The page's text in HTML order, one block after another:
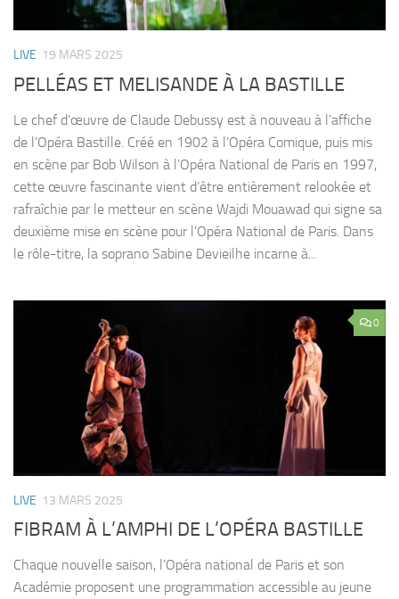
LIVE 19 MARS 2025
PELLÉAS ET MELISANDE À LA BASTILLE
Le chef d’œuvre de Claude Debussy est à nouveau à l’affiche
de l’Opéra Bastille. Créé en 1902 à l’Opéra Comique, puis mis
en scène par Bob Wilson à l’Opéra National de Paris en 1997,
cette œuvre fascinante vient d’être entièrement relookée et
rafraîchie par le metteur en scène Wajdi Mouawad qui signe sa
deuxième mise en scène pour l’Opéra National de Paris. Dans
le rôle-titre, la soprano Sabine Devieilhe incarne à...
0
LIVE 13 MARS 2025
FIBRAM À L’AMPHI DE L’OPÉRA BASTILLE
Chaque nouvelle saison, l’Opéra national de Paris et son
Académie proposent une programmation accessible au jeune